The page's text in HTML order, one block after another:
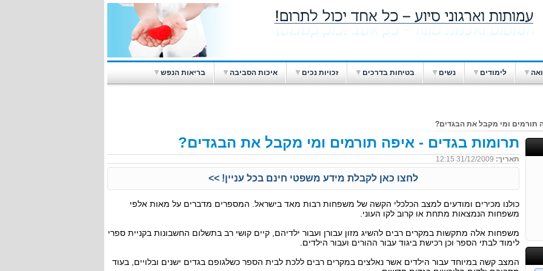
לימודים נשים בטיחות בדרכים זכויות נכים איכות הסביבה בריאות הנפש
תורמים ומי מקבל את הבגדים?
תרומות בגדים - איפה תורמים ומי מקבל את הבגדים?
תאריך:
לחצו כאן לקבלת מידע משפטי חינם בכל עניין! >>
כולנו מכירים ומודעים למצב הכלכלי הקשה של משפחות רבות מאד בישראל. המספרים מדברים על מאות אלפי
משפחות הנמצאות מתחת או קרוב לקו העוני.
משפחות אלה מתקשות במקרים רבים להשיג מזון עבורן ועבור ילדיהם, קיים קושי רב בתשלום החשבונות בקניית ספרי
לימוד לבתי הספר וכן רכישת ביגוד עבור ההורים ועבור הילדים.
המצב קשה במיוחד עבור הילדים אשר נאלצים במקרים רבים ללכת לבית הספר כשלגופם בגדים ישנים ובלויים, בעוד